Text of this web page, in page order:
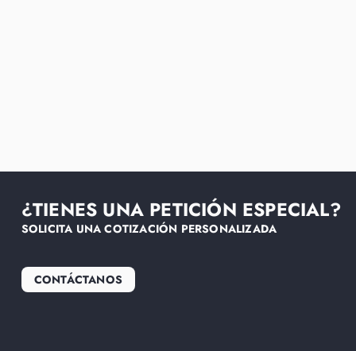
¿TIENES UNA PETICIÓN ESPECIAL?
SOLICITA UNA COTIZACIÓN PERSONALIZADA
CONTÁCTANOS